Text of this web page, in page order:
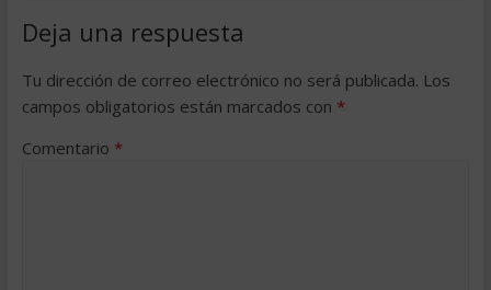
Deja una respuesta
Tu dirección de correo electrónico no será publicada. Los
campos obligatorios están marcados con *
Comentario *